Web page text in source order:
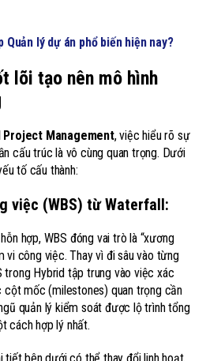
Quản lý dự án phổ biến hiện nay?
lõi tạo nên mô hình
Project Management, việc hiểu rõ sự
cấu trúc là vô cùng quan trọng. Dưới
tố cấu thành:
việc (WBS) từ Waterfall:
hợp, WBS đóng vai trò là “xương
vi công việc. Thay vì đi sâu vào từng
trong Hybrid tập trung vào việc xác
cột mốc (milestones) quan trọng cần
quản lý kiểm soát được lộ trình tổng
cách hợp lý nhất.